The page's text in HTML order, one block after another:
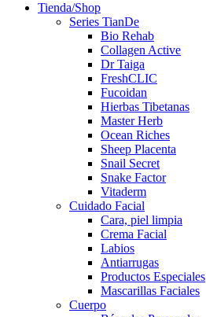
Tienda/Shop
Series TianDe
Bio Rehab
Collagen Active
Dr Taiga
FreshCLIC
Fucoidan
Hierbas Tibetanas
Master Herb
Ocean Riches
Sheep Placenta
Snail Secret
Snake Factor
Vitaderm
Cuidado Facial
Cara, piel limpia
Crema Facial
Labios
Antiarrugas
Productos Especiales
Mascarillas Faciales
Cuerpo